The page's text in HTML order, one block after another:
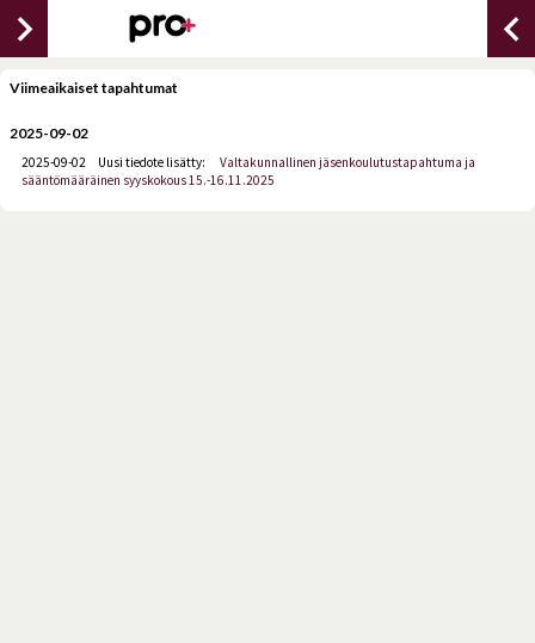
chevron_right chevron_left
Viimeaikaiset tapahtumat
2025-09-02
2025-09-02 Uusi tiedote lisätty:
Valtakunnallinen jäsenkoulutustapahtuma ja
sääntömääräinen syyskokous 15.-16.11.2025